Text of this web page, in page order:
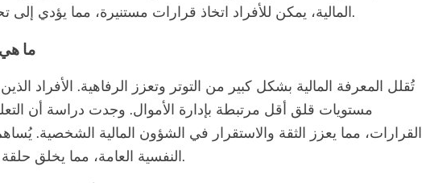
المالية، يمكن للأفراد اتخاذ قرارات مستنيرة، مما يؤدي إلى تحسين الصحة النفسية والاستقرار.
ما هي
تُقلل المعرفة المالية بشكل كبير من التوتر وتعزز الرفاهية. الأفراد
مستويات قلق أقل مرتبطة بإدارة الأموال. وجدت دراسة أن
القرارات، مما يعزز الثقة والاستقرار في الشؤون المالية الشخصية.
النفسية العامة، مما يخلق حلقة تغذية راجعة إيجابية من الرفاهية.